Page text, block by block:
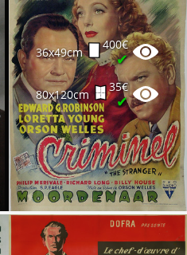
36x49cm
400€
✔
80x120cm
35€
✔